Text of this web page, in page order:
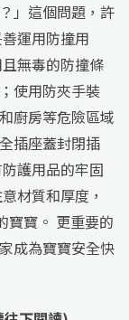
」這個問題，許
運用防撞用
無毒的防撞條
使用防夾手裝
廚房等危險區域
插座蓋封閉插
護用品的牢固
材質和厚度，
寶寶。 更重要的
成為寶寶安全快